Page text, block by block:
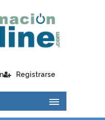
Registrarse